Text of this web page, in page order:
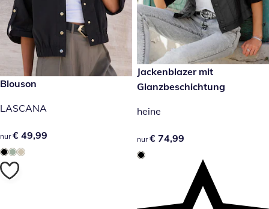
€ 49,99
Blouson
LASCANA
€ 49,99
nur € 49,99
€ 74,99
Jackenblazer mit
Glanzbeschichtung
heine
€ 74,99
nur € 74,99